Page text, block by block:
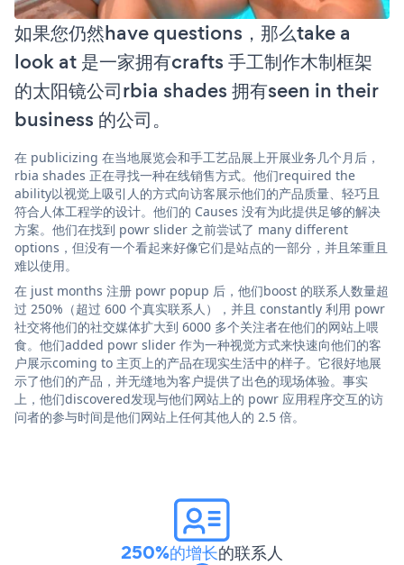
如果您仍然have questions，那么take a
look at 是一家拥有crafts 手工制作木制框架
的太阳镜公司rbia shades 拥有seen in their
business 的公司。
在 publicizing 在当地展览会和手工艺品展上开展业务几个月后，
rbia shades 正在寻找一种在线销售方式。他们required the
ability以视觉上吸引人的方式向访客展示他们的产品质量、轻巧且
符合人体工程学的设计。他们的 Causes 没有为此提供足够的解决
方案。他们在找到 powr slider 之前尝试了 many different
options，但没有一个看起来好像它们是站点的一部分，并且笨重且
难以使用。
在 just months 注册 powr popup 后，他们boost 的联系人数量超
过 250%（超过 600 个真实联系人），并且 constantly 利用 powr
社交将他们的社交媒体扩大到 6000 多个关注者在他们的网站上喂
食。他们added powr slider 作为一种视觉方式来快速向他们的客
户展示coming to 主页上的产品在现实生活中的样子。它很好地展
示了他们的产品，并无缝地为客户提供了出色的现场体验。事实
上，他们discovered发现与他们网站上的 powr 应用程序交互的访
问者的参与时间是他们网站上任何其他人的 2.5 倍。
250%的增长的联系人